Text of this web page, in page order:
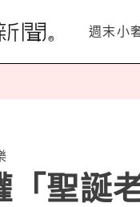
週末小
「聖誕